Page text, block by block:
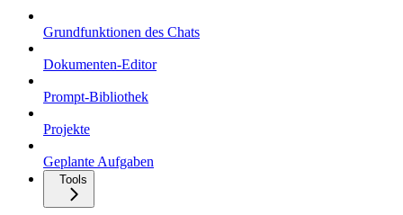
Grundfunktionen des Chats
Dokumenten-Editor
Prompt-Bibliothek
Projekte
Geplante Aufgaben
Tools